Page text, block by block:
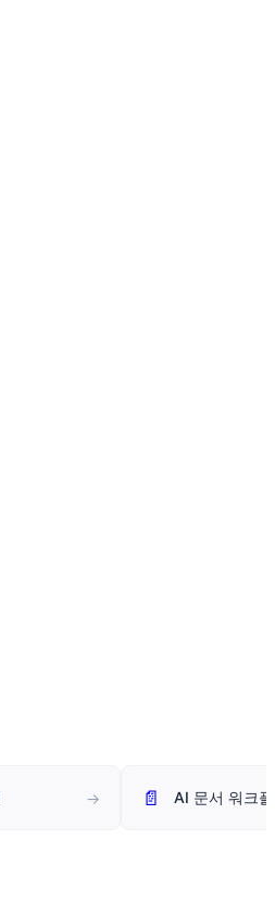
→ 📄 AI 문서 워크